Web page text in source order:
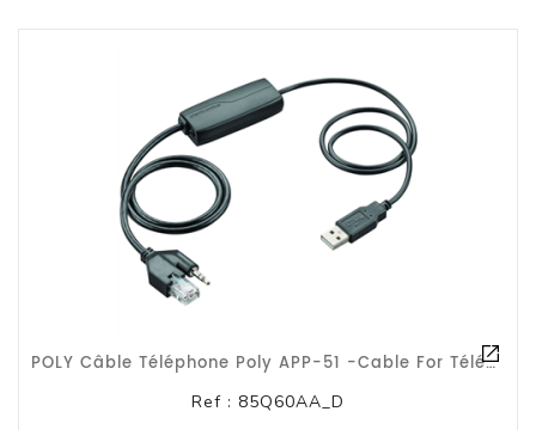
POLY Câble Téléphone Poly APP-51 -Cable For Téléphone, Casque - Noir / Gar 2 Ans
Ref : 85Q60AA_D